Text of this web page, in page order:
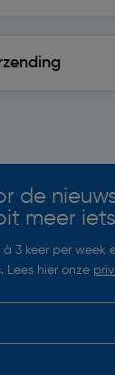
de
meer
3 keer per week
Lees hier onze